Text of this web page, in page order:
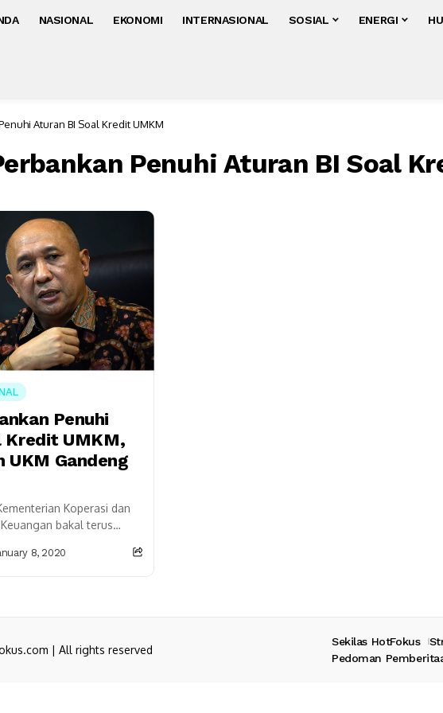
NASIONAL EKONOMI INTERNASIONAL SOSIAL ENERGI
Aturan BI Soal Kredit UMKM
Penuhi Aturan BI Soal
Penuhi
Kredit UMKM,
UKM Gandeng
Koperasi dan
bakal terus
8, 2020
| All rights reserved
Sekilas HotFokus
Pedoman